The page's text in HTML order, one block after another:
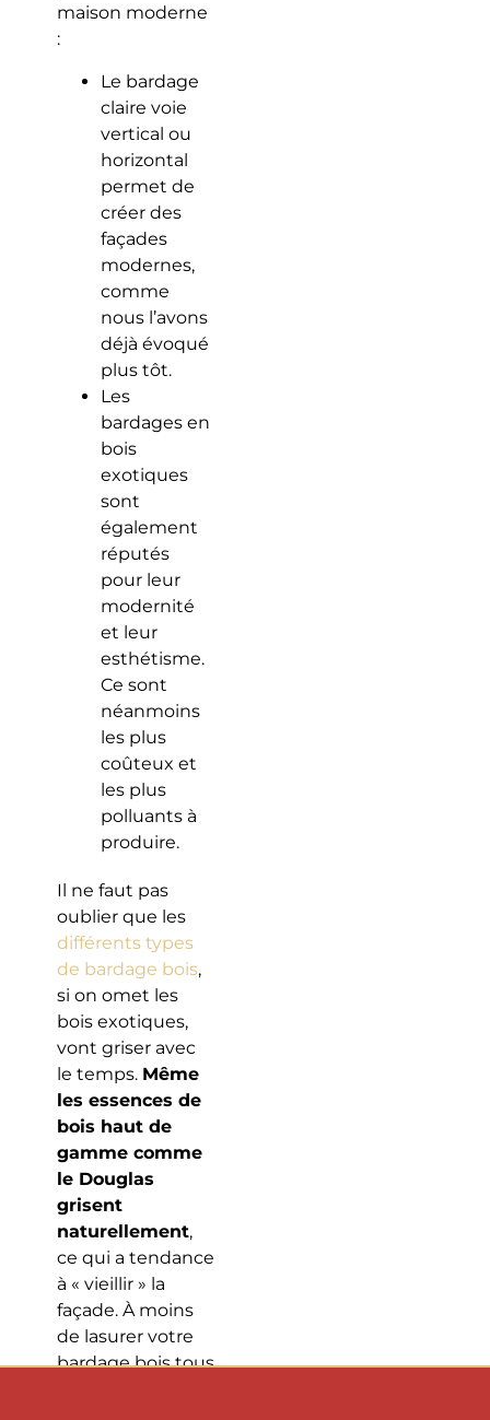
maison moderne
:
Le bardage
claire voie
vertical ou
horizontal
permet de
créer des
façades
modernes,
comme
nous l’avons
déjà évoqué
plus tôt.
Les
bardages en
bois
exotiques
sont
également
réputés
pour leur
modernité
et leur
esthétisme.
Ce sont
néanmoins
les plus
coûteux et
les plus
polluants à
produire.
Il ne faut pas
oublier que les
différents types
de bardage bois,
si on omet les
bois exotiques,
vont griser avec
le temps. Même
les essences de
bois haut de
gamme comme
le Douglas
grisent
naturellement,
ce qui a tendance
à « vieillir » la
façade. À moins
de lasurer votre
bardage bois tous